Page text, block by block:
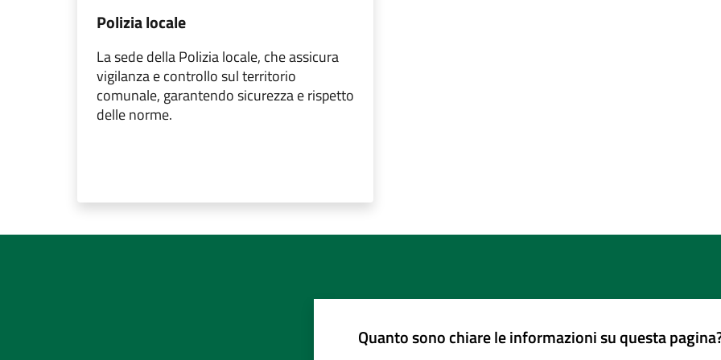
Polizia locale
La sede della Polizia locale, che assicura
vigilanza e controllo sul territorio
comunale, garantendo sicurezza e rispetto
delle norme.
Quanto sono chiare le informazioni su questa